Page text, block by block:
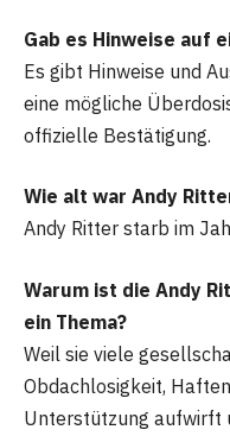
Gab es Hinweise auf
Es gibt Hinweise und
eine mögliche
offizielle Bestätigung.
Wie alt war Andy
Andy Ritter starb im
Warum ist die Andy
ein Thema?
Weil sie viele
Obdachlosigkeit,
Unterstützung aufwirft